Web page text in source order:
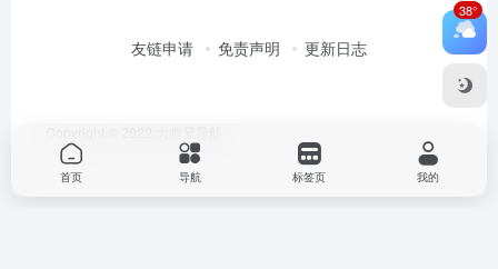
友链申请 免责声明 更新日志
38°
首页 导航 标签页 我的